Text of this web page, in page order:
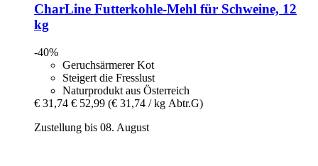
CharLine Futterkohle-​Mehl für Schweine, 12
kg
-40%
Geruchsärmerer Kot
Steigert die Fresslust
Naturprodukt aus Österreich
€ 31,74 € 52,99 (€ 31,74 / kg Abtr.G)
Zustellung bis 08. August